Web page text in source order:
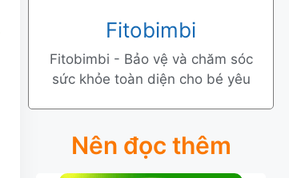
Fitobimbi
Fitobimbi - Bảo vệ và chăm sóc
sức khỏe toàn diện cho bé yêu
Nên đọc thêm